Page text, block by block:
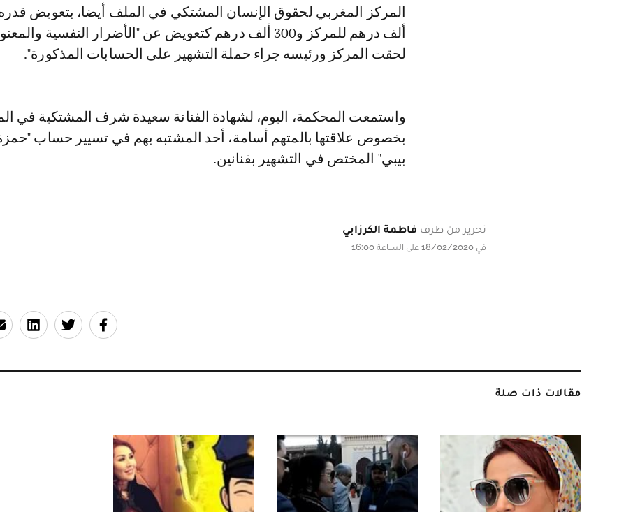
ألف درهم للمركز و300 ألف درهم كتعويض عن "الأضرار النفسية
لحقت المركز ورئيسه جراء حملة التشهير على الحسابات المذكورة".
واستمعت المحكمة، اليوم، لشهادة الفنانة سعيدة شرف المشتكية في
بخصوص علاقتها بالمتهم أسامة، أحد المشتبه بهم في تسيير حساب
بيبي" المختص في التشهير بفنانين.
تحرير من طرف فاطمة الكرزابي
في 18/02/2020 على الساعة 16:00
مقالات ذات صلة